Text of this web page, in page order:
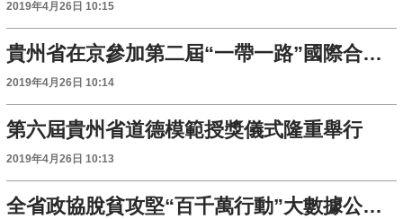
2019年4月26日 10:15
貴州省在京參加第二屆“一帶一路”國際合作高峰論壇“地方合作”分論壇活動
2019年4月26日 10:14
第六屆貴州省道德模範授獎儀式隆重舉行
2019年4月26日 10:13
全省政協脫貧攻堅“百千萬行動”大數據公益平台啟動儀式舉行 劉曉凱出席